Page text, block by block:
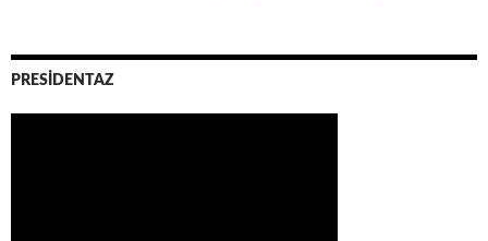
PRESİDENTAZ